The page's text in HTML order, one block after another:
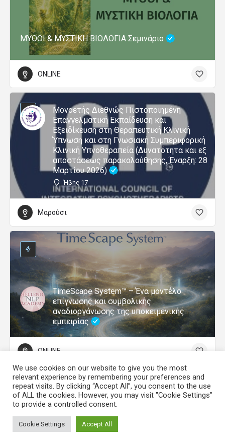
ΜΥΘΟΙ & ΜΥΣΤΙΚΗ ΒΙΟΛΟΓΙΑ Σεμινάριο
ONLINE
Μονοετής Διεθνώς Πιστοποιημένη
Επαγγελματική Εκπαίδευση και
Εξειδίκευση στη Θεραπευτική Κλινική
Ύπνωση και στη Γνωσιακή Συμπεριφορική
Κλινική Υπνοθεραπεία (Δυνατότητα και εξ
αποστάσεως παρακολούθησης, Έναρξη: 28
Μαρτίου 2026)
Ήβης 17
Μαρούσι
TimeScape System™ – Ένα μοντέλο
επίγνωσης και συμβολικής
αναδιοργάνωσης της υποκειμενικής
εμπειρίας
ONLINE
We use cookies on our website to give you the most
relevant experience by remembering your preferences and
repeat visits. By clicking “Accept All”, you consent to the use
of ALL the cookies. However, you may visit "Cookie Settings"
to provide a controlled consent.
Cookie Settings Accept All